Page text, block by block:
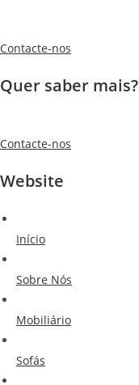
Contacte-nos
Quer saber mais?
Contacte-nos
Website
Início
Sobre Nós
Mobiliário
Sofás